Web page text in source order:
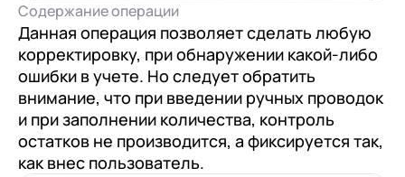
Содержание операции
Данная операция позволяет сделать любую
корректировку, при обнаружении какой-либо
ошибки в учете. Но следует обратить
внимание, что при введении ручных проводок
и при заполнении количества, контроль
остатков не производится, а фиксируется так,
как внес пользователь.